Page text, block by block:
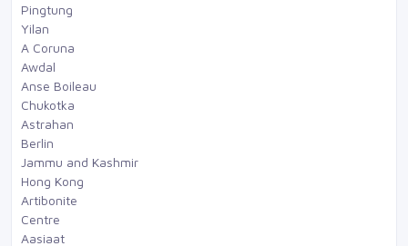
Pingtung
Yilan
A Coruna
Awdal
Anse Boileau
Chukotka
Astrahan
Berlin
Jammu and Kashmir
Hong Kong
Artibonite
Centre
Aasiaat